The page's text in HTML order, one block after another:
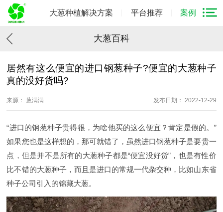
大葱种植解决方案 平台推荐 案例
大葱百科
居然有这么便宜的进口钢葱种子?便宜的大葱种子
真的没好货吗?
来源： 葱满满 发布日期： 2022-12-29
“进口的钢葱种子贵得很，为啥他买的这么便宜？肯定是假的。”
如果您也是这样想的，那可就错了，虽然进口钢葱种子是要贵一
点，但是并不是所有的大葱种子都是“便宜没好货”，也是有性价
比不错的大葱种子，而且是进口的常规一代杂交种，比如山东省
种子公司引入的锦藏大葱。